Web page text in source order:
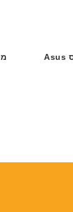
מטען מקורי למחשב נייד אסוס Asus